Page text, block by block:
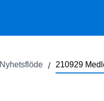
Nyhetsflöde 210929